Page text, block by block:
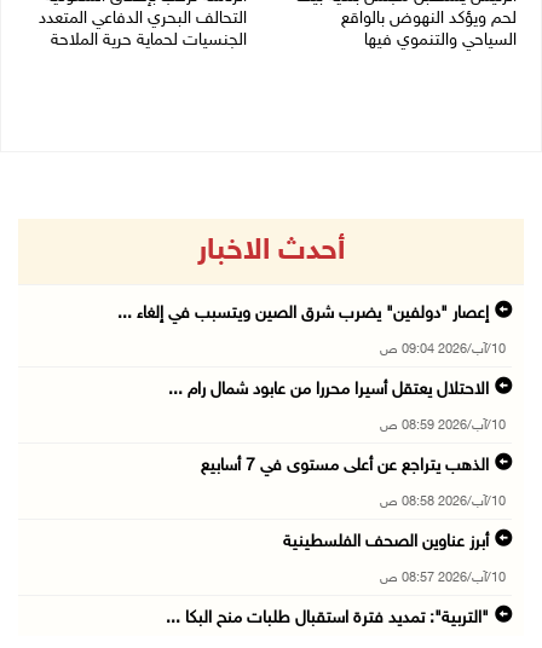
لحم ويؤكد النهوض بالواقع
السياحي والتنموي فيها
التحالف البحري الدفاعي المتعدد
الجنسيات لحماية حرية الملاحة
أحدث الاخبار
إعصار "دولفين" يضرب شرق الصين ويتسبب في إلغاء ...
10/آب/2026 09:04 ص
الاحتلال يعتقل أسيرا محررا من عابود شمال رام ...
10/آب/2026 08:59 ص
الذهب يتراجع عن أعلى مستوى في 7 أسابيع
10/آب/2026 08:58 ص
أبرز عناوين الصحف الفلسطينية
10/آب/2026 08:57 ص
"التربية": تمديد فترة استقبال طلبات منح البكا ...